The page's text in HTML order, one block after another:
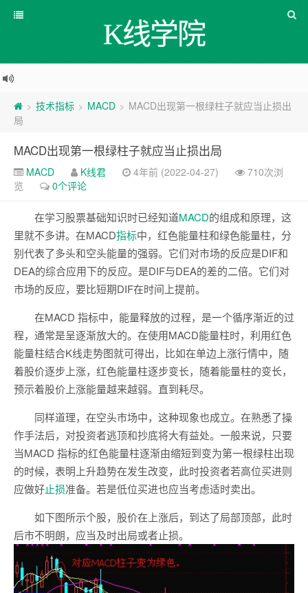
K线学院
> 技术指标 > MACD > MACD出现第一根绿柱子就应当止损出
局
MACD出现第一根绿柱子就应当止损出局
MACD K线君 4年前 (2022-04-27)
710次浏
览
0个评论
在学习股票基础知识时已经知道MACD的组成和原理，这
里就不多讲。在MACD指标中，红色能量柱和绿色能量柱，分
别代表了多头和空头能量的强弱。它们对市场的反应是DIF和
DEA的综合应用下的反应。是DIF与DEA的差的二倍。它们对
市场的反应，要比短期DIF在时间上提前。
在MACD 指标中，能量释放的过程，是一个循序渐近的过
程，通常是呈逐渐放大的。在使用MACD能量柱时，利用红色
能量柱结合K线走势图就可得出，比如在单边上涨行情中，随
着股价逐步上涨，红色能量柱逐步变长，随着能量柱的变长，
预示着股价上涨能量越来越弱。直到耗尽。
同样道理，在空头市场中，这种现象也成立。在熟悉了操
作手法后，对投资者逃顶和抄底将大有益处。一般来说，只要
当MACD 指标的红色能量柱逐渐由缩短到变为第一根绿柱出现
的时候，表明上升趋势在发生改变，此时投资者若高位买进则
应做好止损准备。若是低位买进也应当考虑适时卖出。
如下图所示个股，股价在上涨后，到达了局部顶部，此时
后市不明朗，应当及时出局或者止损。